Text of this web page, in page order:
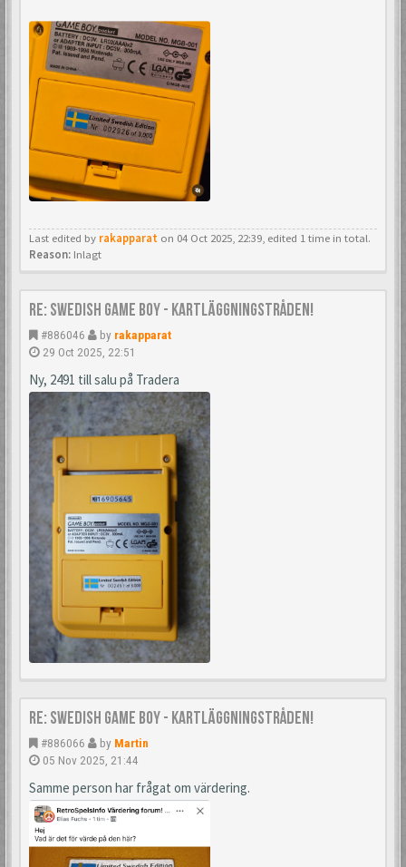
Last edited by rakapparat on 04 Oct 2025, 22:39, edited 1 time in total.
Reason: Inlagt
Re: Swedish Game Boy - Kartläggningstråden!
#886046 by rakapparat
29 Oct 2025, 22:51
Ny, 2491 till salu på Tradera
Re: Swedish Game Boy - Kartläggningstråden!
#886066 by Martin
05 Nov 2025, 21:44
Samme person har frågat om värdering.